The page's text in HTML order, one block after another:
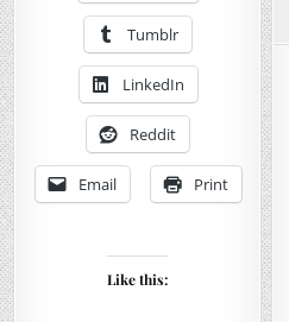
โคล่
สวม
สบายๆ
Tumblr
LinkedIn
Reddit
Email Print
Like this: